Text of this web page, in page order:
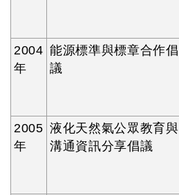
2004
年
能源標準與標章合作倡
議
2005
年
液化天然氣公眾教育與
溝通資訊分享倡議